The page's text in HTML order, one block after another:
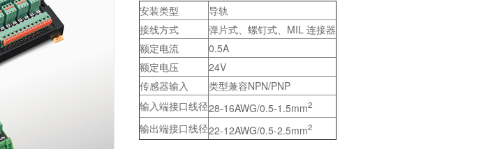
安装类型
导轨
接线方式
弹片式、螺钉式、MIL 连接器
额定电流
0.5A
额定电压
24V
传感器输入
类型兼容NPN/PNP
输入端接口线径28-16AWG/0.5-1.5mm2
输出端接口线径22-12AWG/0.5-2.5mm2